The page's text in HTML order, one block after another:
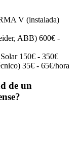
V (instalada)
ABB) 600€ -
150€ - 350€
35€ - 65€/hora
de un